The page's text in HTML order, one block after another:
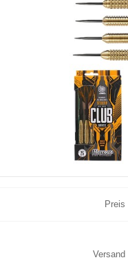
Preis
Versand